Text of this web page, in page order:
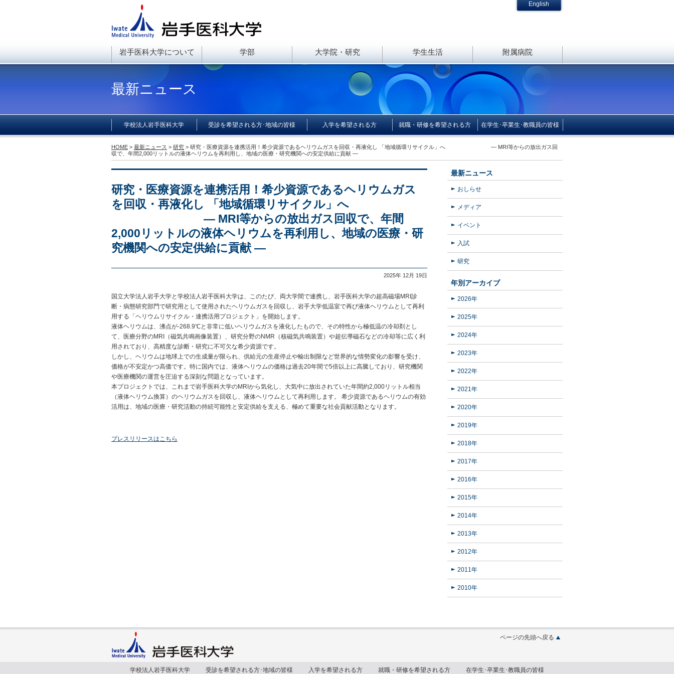
English
岩手医科大学について 学部 大学院・研究 学生生活 附属病院
最新ニュース
学校法人岩手医科大学 受診を希望される方･地域の皆様 入学を希望される方 就職・研修を希望される方 在学生･卒業生･教職員の皆様
HOME > 最新ニュース > 研究 > 研究・医療資源を連携活用！希少資源であるヘリウムガスを回収・再液化し 「地域循環リサイクル」へ — MRI等からの放出ガス回
収で、年間2,000リットルの液体ヘリウムを再利用し、地域の医療・研究機関への安定供給に貢献 —
研究・医療資源を連携活用！希少資源であるヘリウムガス
を回収・再液化し 「地域循環リサイクル」へ
— MRI等からの放出ガス回収で、年間
2,000リットルの液体ヘリウムを再利用し、地域の医療・研
究機関への安定供給に貢献 —
2025年 12月 19日
国立大学法人岩手大学と学校法人岩手医科大学は、このたび、両大学間で連携し、岩手医科大学の超高磁場MRI診
断・病態研究部門で研究用として使用されたヘリウムガスを回収し、岩手大学低温室で再び液体ヘリウムとして再利
用する「ヘリウムリサイクル・連携活用プロジェクト」を開始します。
液体ヘリウムは、沸点が-268.9℃と非常に低いヘリウムガスを液化したもので、その特性から極低温の冷却剤とし
て、医療分野のMRI（磁気共鳴画像装置）、研究分野のNMR（核磁気共鳴装置）や超伝導磁石などの冷却等に広く利
用されており、高精度な診断・研究に不可欠な希少資源です。
しかし、ヘリウムは地球上での生成量が限られ、供給元の生産停止や輸出制限など世界的な情勢変化の影響を受け、
価格が不安定かつ高価です。特に国内では、液体ヘリウムの価格は過去20年間で5倍以上に高騰しており、研究機関
や医療機関の運営を圧迫する深刻な問題となっています。
本プロジェクトでは、これまで岩手医科大学のMRIから気化し、大気中に放出されていた年間約2,000リットル相当
（液体ヘリウム換算）のヘリウムガスを回収し、液体ヘリウムとして再利用します。 希少資源であるヘリウムの有効
活用は、地域の医療・研究活動の持続可能性と安定供給を支える、極めて重要な社会貢献活動となります。
プレスリリースはこちら
最新ニュース
おしらせ
メディア
イベント
入試
研究
年別アーカイブ
2026年
2025年
2024年
2023年
2022年
2021年
2020年
2019年
2018年
2017年
2016年
2015年
2014年
2013年
2012年
2011年
2010年
ページの先頭へ戻る
学校法人岩手医科大学 受診を希望される方･地域の皆様 入学を希望される方 就職・研修を希望される方 在学生･卒業生･教職員の皆様